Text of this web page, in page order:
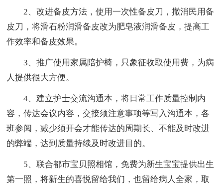
2、改进备皮方法，使用一次性备皮刀，撤消民用备
皮刀，将滑石粉润滑备皮改为肥皂液润滑备皮，提高工
作效率和备皮效果。
3、推广使用家属陪护椅，只象征收取使用费，为病
人提供很大方便。
4、建立护士交流沟通本，将日常工作质量控制内
容，传达会议内容，交接须注意事项等写入沟通本，各
班参阅，减少须开会才能传达的周期长、不能及时改进
的弊端，达到质量持续及时改进目的。
5、联合都市宝贝照相馆，免费为新生宝宝提供出生
第一照，将新生的喜悦留给我们，也留给病人全家，取